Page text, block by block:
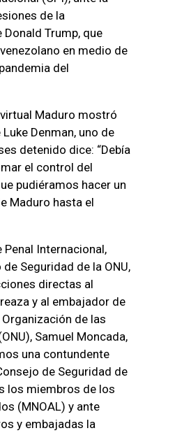
de la
Trump, que
en medio de
del
Maduro mostró
Denman, uno de
detenido dice: “Debía
el control del
pudiéramos hacer un
Maduro hasta el
Penal Internacional,
Seguridad de la ONU,
directas al
y al embajador de
de las
Samuel Moncada,
una contundente
de Seguridad de
los miembros de los
(MNOAL) y ante
y embajadas la